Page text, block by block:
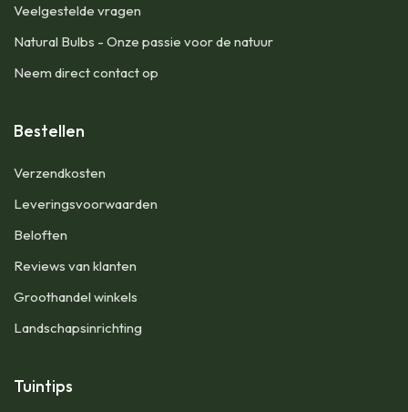
Veelgestelde vragen
Natural Bulbs - Onze passie voor de natuur
Neem direct contact op
Bestellen
​Verzendkosten
Leveringsvoorwaarden
Beloften
Reviews van klanten
Groothandel winkels
Landschapsinrichting
Tuintips